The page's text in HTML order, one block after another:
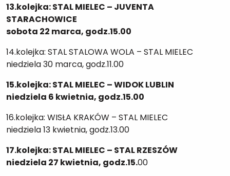
13.kolejka: STAL MIELEC – JUVENTA
STARACHOWICE
sobota 22 marca, godz.15.00
14.kolejka: STAL STALOWA WOLA – STAL MIELEC
niedziela 30 marca, godz.11.00
15.kolejka: STAL MIELEC – WIDOK LUBLIN
niedziela 6 kwietnia, godz.15.00
16.kolejka: WISŁA KRAKÓW – STAL MIELEC
niedziela 13 kwietnia, godz.13.00
17.kolejka: STAL MIELEC – STAL RZESZÓW
niedziela 27 kwietnia, godz.15.00